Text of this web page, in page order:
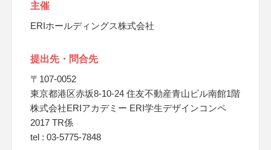
主催
ERIホールディングス株式会社
提出先・問合先
〒107-0052
東京都港区赤坂8-10-24 住友不動産青山ビル南館1階
株式会社ERIアカデミー ERI学生デザインコンペ
2017 TR係
tel : 03-5775-7848